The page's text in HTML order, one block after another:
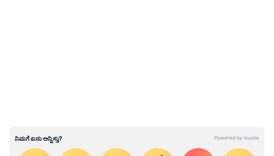
ಈ ಯೋಜನೆಯನ್ನು ಯುಪಿಐ ಖಾತೆ ತೆರೆದ ಬಳಿಕ ಮೊದಲ